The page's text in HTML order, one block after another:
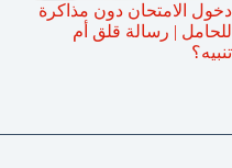
دخول الامتحان دون مذاكرة
للحامل | رسالة قلق أم
تنبيه؟